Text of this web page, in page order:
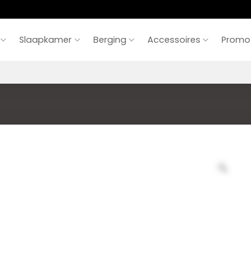
Slaapkamer Berging Accessoires Promo